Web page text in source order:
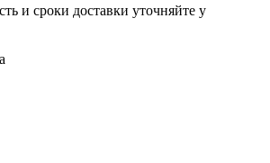
и сроки доставки уточняйте у